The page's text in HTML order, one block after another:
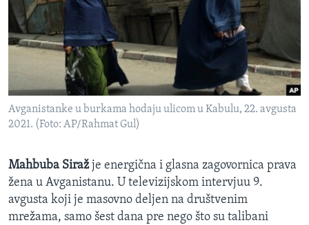
SPORT
INTERVJU
Avganistanke u burkama hodaju ulicom u Kabulu, 22. avgusta
2021. (Foto: AP/Rahmat Gul)
Mahbuba Siražje energična i glasna zagovornica prava
žena u Avganistanu. U televizijskom intervjuu 9.
avgusta koji je masovno deljen na društvenim
mrežama, samo šest dana pre nego što su talibani